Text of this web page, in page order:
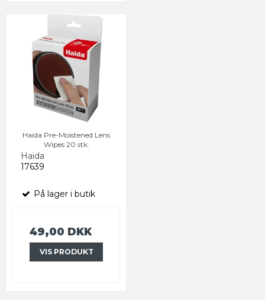
Haida Pre-Moistened Lens
Wipes 20 stk.
Haida
17639
På lager i butik
49,00 DKK
VIS PRODUKT